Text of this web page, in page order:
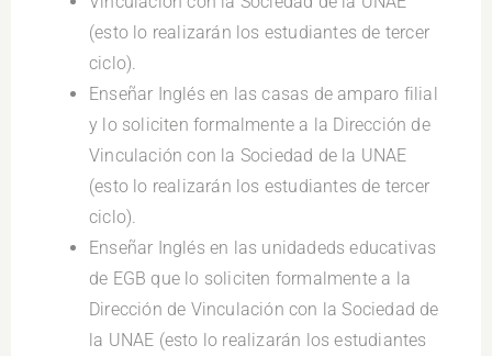
(esto lo realizarán los estudiantes de tercer
ciclo).
Enseñar Inglés en las casas de amparo filial
y lo soliciten formalmente a la Dirección de
Vinculación con la Sociedad de la UNAE
(esto lo realizarán los estudiantes de tercer
ciclo).
Enseñar Inglés en las unidadeds educativas
de EGB que lo soliciten formalmente a la
Dirección de Vinculación con la Sociedad de
la UNAE (esto lo realizarán los estudiantes